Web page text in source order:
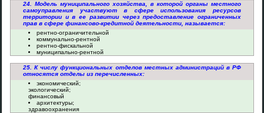
24. Модель муниципального хозяйства, в которой органы местного
самоуправления участвуют в сфере использования ресурсов
территории и в ее развитии через предоставление ограниченных
прав в сфере финансово-кредитной деятельности, называется:
рентно-ограничительной
коммунально-рентной
рентно-фискальной
муниципально-рентной
25. К числу функциональных отделов местных администраций в РФ
относятся отделы из перечисленных:
экономический;
экологический;
финансовый
архитектуры;
здравоохранения